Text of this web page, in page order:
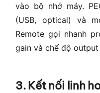
vào bộ nhớ máy.
(USB, optical) và
Remote gọi nhanh
gain và chế độ
3. Kết nối linh